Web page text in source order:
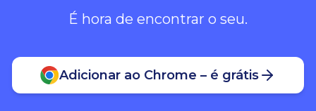
É hora de encontrar o seu.
Adicionar ao Chrome – é grátis